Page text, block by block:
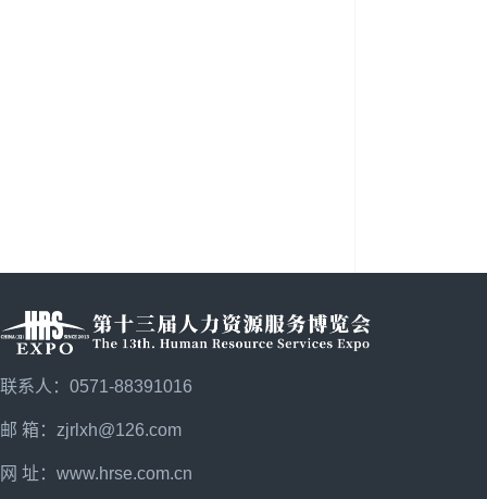
联系人：0571-88391016
邮 箱：zjrlxh@126.com
网 址： www.hrse.com.cn